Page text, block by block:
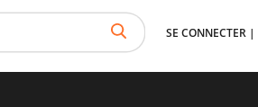
SE CONNECTER |